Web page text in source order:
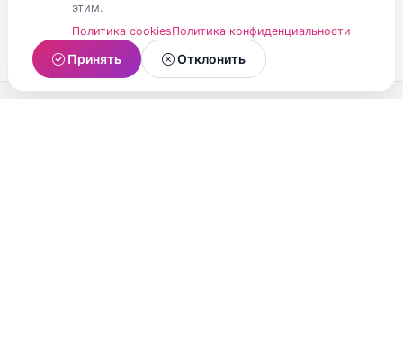
этим.
Политика cookiesПолитика конфиденциальности
Принять Отклонить